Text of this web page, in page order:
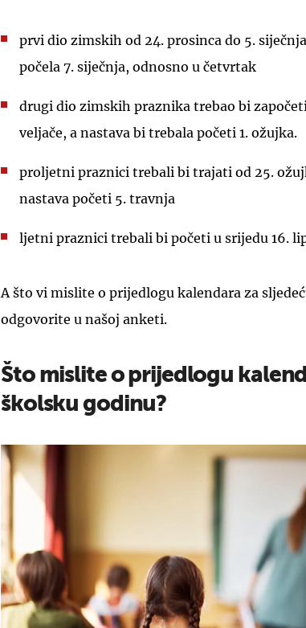
prvi dio zimskih od 24. prosinca do 5.
počela 7. siječnja, odnosno u četvrtak
drugi dio zimskih praznika trebao bi
veljače, a nastava bi trebala početi 1. ožujka.
proljetni praznici trebali bi trajati od 25.
nastava početi 5. travnja
ljetni praznici trebali bi početi u srijedu 16.
A što vi mislite o prijedlogu kalendara za
odgovorite u našoj anketi.
Što mislite o prijedlogu
školsku godinu?